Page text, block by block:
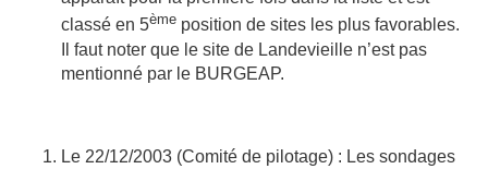
classé en 5ème position de sites les plus favorables.
Il faut noter que le site de Landevieille n’est pas
mentionné par le BURGEAP.
Le 22/12/2003 (Comité de pilotage) : Les sondages